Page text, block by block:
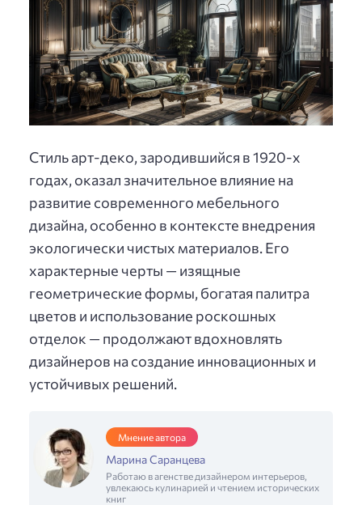
Стиль арт-деко, зародившийся в 1920-х
годах, оказал значительное влияние на
развитие современного мебельного
дизайна, особенно в контексте внедрения
экологически чистых материалов. Его
характерные черты — изящные
геометрические формы, богатая палитра
цветов и использование роскошных
отделок — продолжают вдохновлять
дизайнеров на создание инновационных и
устойчивых решений.
Мнение автора
Марина Саранцева
Работаю в агенстве дизайнером интерьеров,
увлекаюсь кулинарией и чтением исторических
книг